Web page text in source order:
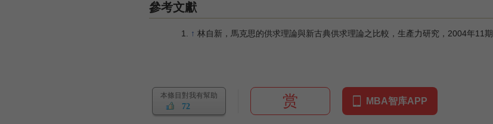
參考文獻
↑ 林自新，馬克思的供求理論與新古典供求理論之比較，生產力研究，2004年11期
本條目對我有幫助
72 赏 MBA智库APP